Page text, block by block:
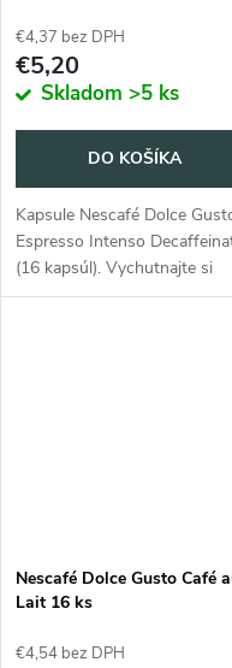
€4,37 bez DPH
€5,20
Skladom >5 ks
DO KOŠÍKA
Kapsule Nescafé Dolce
Espresso Intenso
(16 kapsúl). Vychutnajte si
bohatú chuť intenzívneho
Nescafé Dolce Gusto Café
Lait 16 ks
€4,54 bez DPH